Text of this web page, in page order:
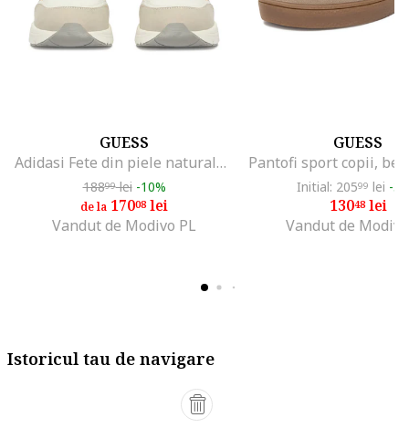
GUESS
Adidasi Fete din piele naturala, Alb
18899lei -10%
de la 17008 lei
Vandut de Modivo PL
GUESS
Initial: 20599 lei -
13048lei
Vandut de
Istoricul tau de navigare